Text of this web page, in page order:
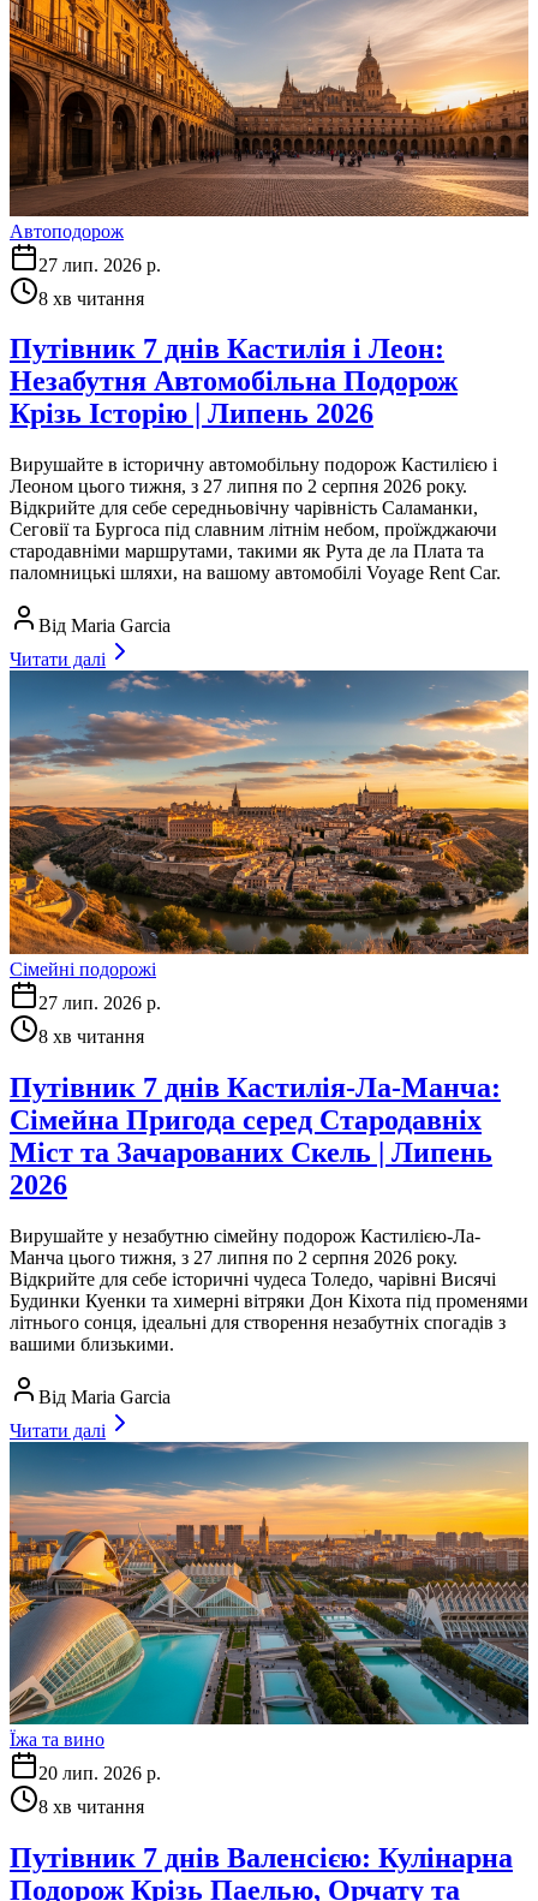
Автоподорож
27 лип. 2026 р.
8 хв читання
Путівник 7 днів Кастилія і Леон:
Незабутня Автомобільна Подорож
Крізь Історію | Липень 2026
Вирушайте в історичну автомобільну подорож Кастилією і
Леоном цього тижня, з 27 липня по 2 серпня 2026 року.
Відкрийте для себе середньовічну чарівність Саламанки,
Сеговії та Бургоса під славним літнім небом, проїжджаючи
стародавніми маршрутами, такими як Рута де ла Плата та
паломницькі шляхи, на вашому автомобілі Voyage Rent Car.
Від Maria Garcia
Читати далі
Сімейні подорожі
27 лип. 2026 р.
8 хв читання
Путівник 7 днів Кастилія-Ла-Манча:
Сімейна Пригода серед Стародавніх
Міст та Зачарованих Скель | Липень
2026
Вирушайте у незабутню сімейну подорож Кастилією-Ла-
Манча цього тижня, з 27 липня по 2 серпня 2026 року.
Відкрийте для себе історичні чудеса Толедо, чарівні Висячі
Будинки Куенки та химерні вітряки Дон Кіхота під променями
літнього сонця, ідеальні для створення незабутніх спогадів з
вашими близькими.
Від Maria Garcia
Читати далі
Їжа та вино
20 лип. 2026 р.
8 хв читання
Путівник 7 днів Валенсією: Кулінарна
Подорож Крізь Паелью, Орчату та